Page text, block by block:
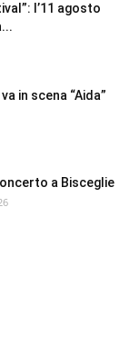
l’11 agosto
in scena “Aida”
a Bisceglie